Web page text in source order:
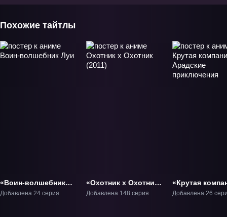
Похожие тайтлы
«Воин-волшебник
Луи» ТВ-1
Добавлена 24 серия
«Охотник х Охотник
(2011)» ТВ-1
Добавлена 148 серия
«Крутая
Арадские
Добавлена 26